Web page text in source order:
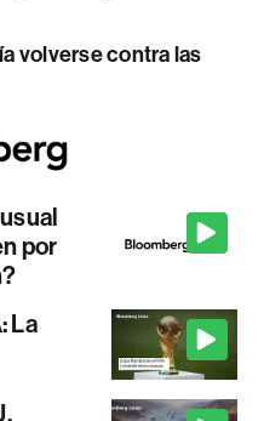
volverse contra las
por
La